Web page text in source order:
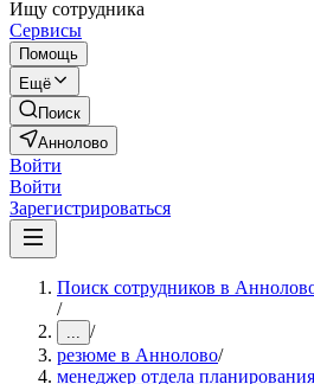
Ищу сотрудника
Сервисы
Помощь
Ещё
Поиск
Аннолово
Войти
Войти
Зарегистрироваться
Поиск сотрудников в
/
... /
резюме в Аннолово/
менеджер отдела планирования